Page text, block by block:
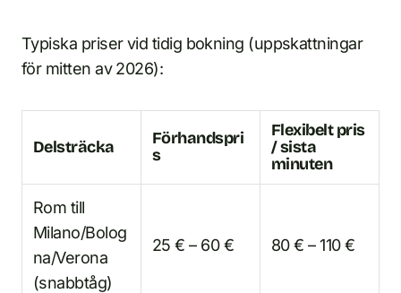
Typiska priser vid tidig bokning (uppskattningar
för mitten av 2026):
Delsträcka
Förhandspri
s
Flexibelt pris
/ sista
minuten
Rom till
Milano/Bolog
na/Verona
(snabbtåg)
25 € – 60 € 80 € – 110 €